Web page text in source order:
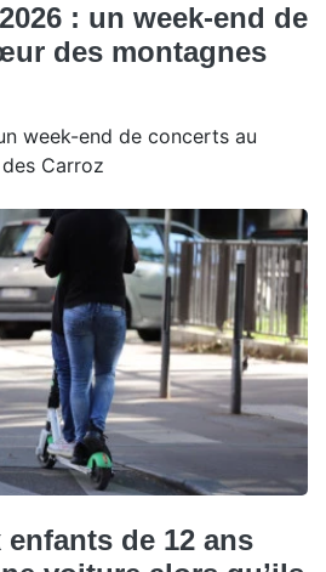
: un week-end de
des montagnes
week-end de concerts au
Carroz
de 12 ans